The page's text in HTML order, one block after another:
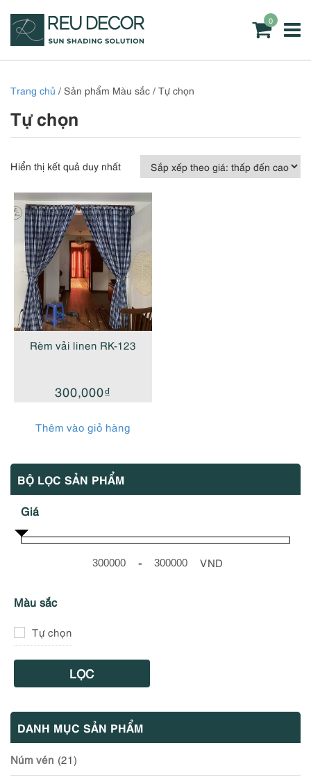
0
Trang chủ / Sản phẩm Màu sắc / Tự chọn
Tự chọn
Hiển thị kết quả duy nhất
Rèm vải linen RK-123
300,000₫
Thêm vào giỏ hàng
BỘ LỌC SẢN PHẨM
Giá
Minimum Price
-
Maximum Price
VND
Màu sắc
Tự chọn
LỌC
DANH MỤC SẢN PHẨM
Núm vén (21)